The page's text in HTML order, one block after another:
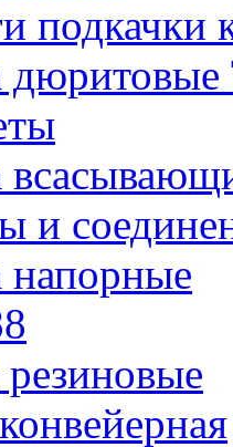
подкачки
и
напорные